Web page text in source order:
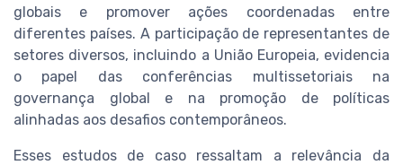
globais e promover ações coordenadas entre
diferentes países. A participação de representantes de
setores diversos, incluindo a União Europeia, evidencia
o papel das conferências multissetoriais na
governança global e na promoção de políticas
alinhadas aos desafios contemporâneos.
Esses estudos de caso ressaltam a relevância da